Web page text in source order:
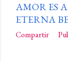
AMOR ES
ETERNA
Compartir